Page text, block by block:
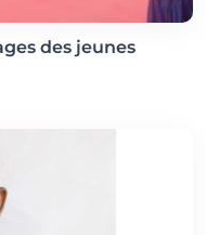
des jeunes